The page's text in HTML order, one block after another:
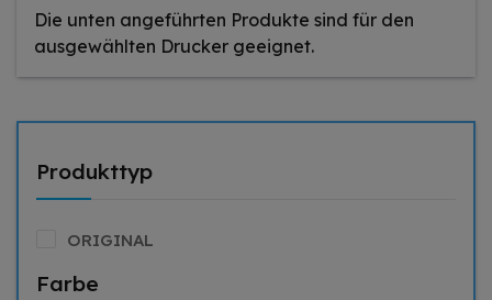
Die unten angeführten Produkte sind für den
ausgewählten Drucker geeignet.
Produkttyp
ORIGINAL
Farbe